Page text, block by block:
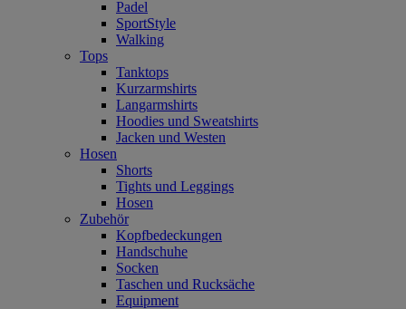
Padel
SportStyle
Walking
Tops
Tanktops
Kurzarmshirts
Langarmshirts
Hoodies und Sweatshirts
Jacken und Westen
Hosen
Shorts
Tights und Leggings
Hosen
Zubehör
Kopfbedeckungen
Handschuhe
Socken
Taschen und Rucksäche
Equipment